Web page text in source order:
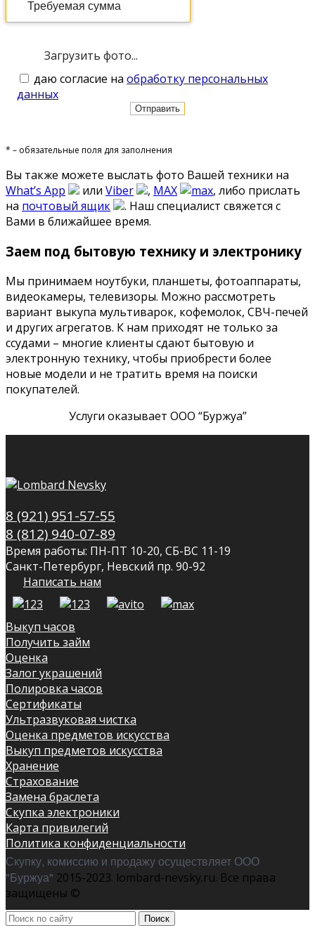
Загрузить фото...
даю согласие на обработку персональных
данных
* – обязательные поля для заполнения
Вы также можете выслать фото Вашей техники на
What’s App
или Viber , MAX
, либо прислать
на почтовый ящик
. Наш специалист свяжется с
Вами в ближайшее время.
Заем под бытовую технику и электронику
Мы принимаем ноутбуки, планшеты, фотоаппараты,
видеокамеры, телевизоры. Можно рассмотреть
вариант выкупа мультиварок, кофемолок, СВЧ-печей
и других агрегатов. К нам приходят не только за
ссудами – многие клиенты сдают бытовую и
электронную технику, чтобы приобрести более
новые модели и не тратить время на поиски
покупателей.
Услуги оказывает ООО “Буржуа”
8 (921) 951-57-55
8 (812) 940-07-89
Время работы: ПН-ПТ 10-20, СБ-ВС 11-19
Санкт-Петербург, Невский пр. 90-92
Написать нам
Выкуп часов
Получить займ
Оценка
Залог украшений
Полировка часов
Сертификаты
Ультразвуковая чистка
Оценка предметов искусства
Выкуп предметов искусства
Хранение
Страхование
Замена браслета
Скупка электроники
Карта привилегий
Политика конфиденциальности
Скупку, комиссию и продажу осуществляет ООО
"Буржуа" 2015-2023. lombard-nevsky.ru. Все права
защищены ©
Поиск